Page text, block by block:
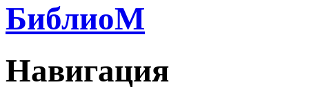
БиблиоМ
Навигация